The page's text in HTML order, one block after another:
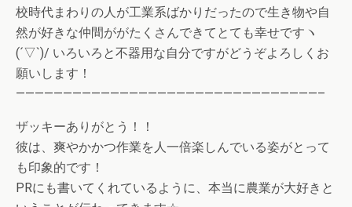
校時代まわりの人が工業系ばかりだったので生き物や自
然が好きな仲間ががたくさんできてとても幸せですヽ
(´▽`)/ いろいろと不器用な自分ですがどうぞよろしくお
願いします！
————————————————————————————————–
ザッキーありがとう！！
彼は、爽やかかつ作業を人一倍楽しんでいる姿がとって
も印象的です！
PRにも書いてくれているように、本当に農業が大好きと